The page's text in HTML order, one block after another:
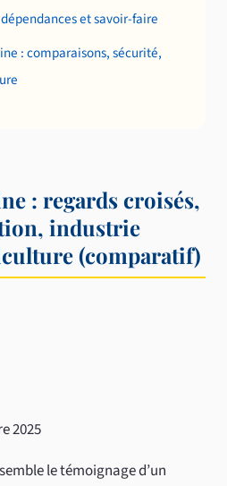
et savoir-faire
: comparaisons, sécurité,
: regards croisés,
industrie
(comparatif)
2025
le témoignage d’un